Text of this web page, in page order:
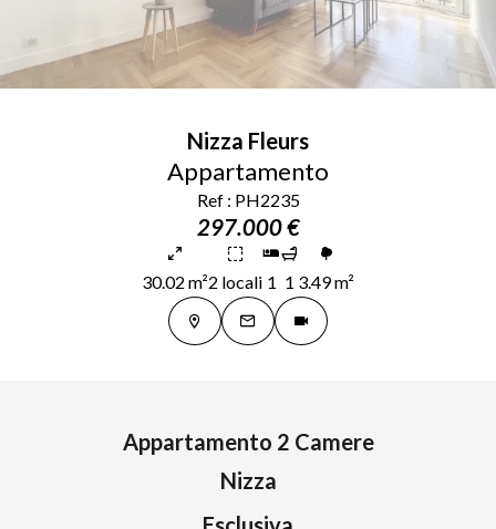
Nizza Fleurs
Appartamento
Ref : PH2235
297.000 €
30.02 m²2 locali 1 1 3.49 m²
Appartamento 2 Camere
Nizza